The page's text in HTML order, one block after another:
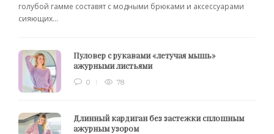
голубой гамме составят с модными брюками и аксессуарами
сияющих...
Пуловер с рукавами «летучая мышь»
ажурными листьями
0 78
Длинный кардиган без застежки сплошным
ажурным узором